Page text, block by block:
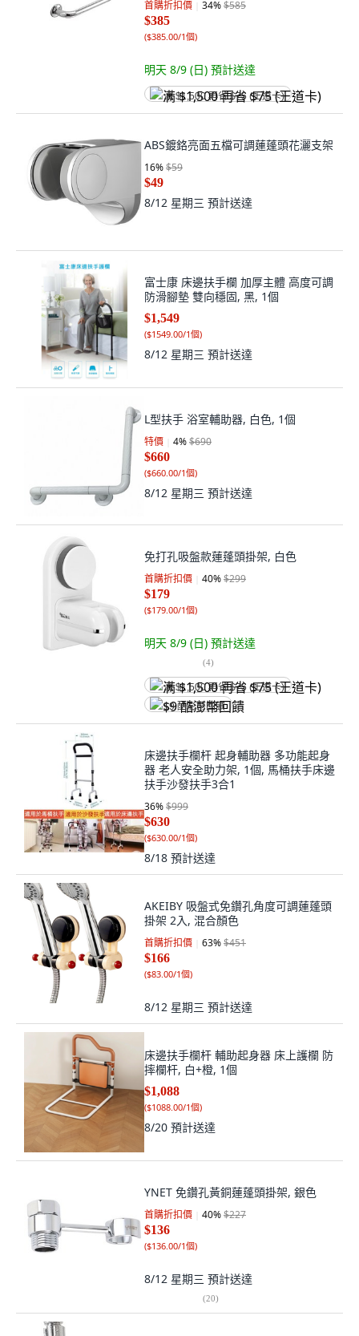
首購折扣價 34%$585
$385
($385.00/1個)
明天 8/9 (日) 預計送達
满 $1,500 再省 $75 (王道卡)
ABS鍍鉻亮面五檔可調蓮蓬頭花灑支架
16%$59
$49
8/12 星期三 預計送達
富士康 床邊扶手欄 加厚主體 高度可調
防滑腳墊 雙向穩固, 黑, 1個
$1,549
($1549.00/1個)
8/12 星期三 預計送達
L型扶手 浴室輔助器, 白色, 1個
特價 4%$690
$660
($660.00/1個)
8/12 星期三 預計送達
免打孔吸盤款蓮蓬頭掛架, 白色
首購折扣價 40%$299
$179
($179.00/1個)
明天 8/9 (日) 預計送達
(4)
满 $1,500 再省 $75 (王道卡)
$9 酷澎幣回饋
床邊扶手欄杆 起身輔助器 多功能起身
器 老人安全助力架, 1個, 馬桶扶手床邊
扶手沙發扶手3合1
36%$999
$630
($630.00/1個)
8/18 預計送達
AKEIBY 吸盤式免鑽孔角度可調蓮蓬頭
掛架 2入, 混合顏色
首購折扣價 63%$451
$166
($83.00/1個)
8/12 星期三 預計送達
床邊扶手欄杆 輔助起身器 床上護欄 防
摔欄杆, 白+橙, 1個
$1,088
($1088.00/1個)
8/20 預計送達
YNET 免鑽孔黃銅蓮蓬頭掛架, 銀色
首購折扣價 40%$227
$136
($136.00/1個)
8/12 星期三 預計送達
(20)